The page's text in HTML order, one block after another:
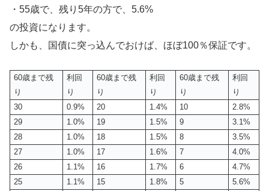
・55歳で、残り5年の方で、5.6%
の投資になります。
しかも、国債に突っ込んでおけば、ほぼ100％保証です。
60歳まで残
り
利回
り
60歳まで残
り
利回
り
60歳まで残
り
利回
り
30
0.9% 20 1.4% 10
2.8%
29
1.0% 19 1.5% 9
3.1%
28
1.0% 18 1.5% 8
3.5%
27
1.0% 17 1.6% 7
4.0%
26
1.1% 16 1.7% 6
4.7%
25
1.1% 15 1.8% 5
5.6%